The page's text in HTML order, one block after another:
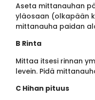
Aseta mittanauhan
yläosaan (olkapään
mittanauha paidan
B Rinta
Mittaa itsesi rinnan
levein. Pidä
C Hihan pituus